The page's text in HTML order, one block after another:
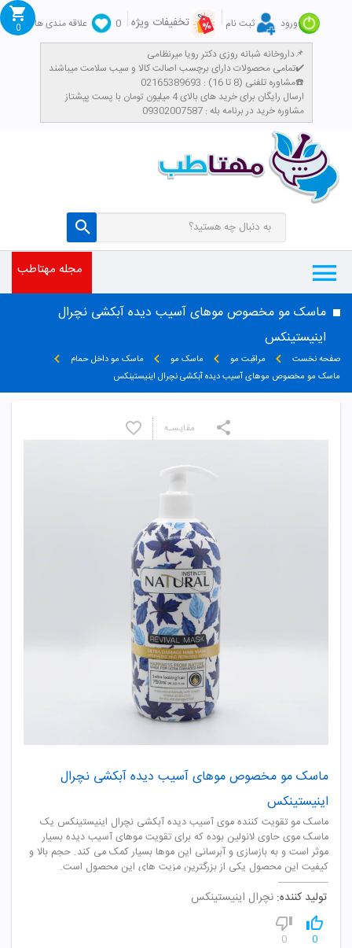
ورود ثبت نام تخفیفات ویژه 0
علاقه مندی ها
داروخانه شبانه روزی دکتر رویا میرنظامی📌
تمامی محصولات دارای برچسب اصالت کالا و سیب سلامت میباشند✔️
مشاوره تلفنی (8 تا 16) : 02165389693☎️
​ارسال رایگان برای خرید های بالای 4 میلیون تومان با پست پیشتاز
مشاوره خرید در برنامه بله : 09302007587
0
مجله مهتاطب
ماسک مو مخصوص موهای آسیب دیده آبکشی نچرال
اینیستینکس
صفحه نخست مراقبت مو ماسک مو
ماسک مو داخل حمام
ماسک مو مخصوص موهای آسیب دیده آبکشی نچرال اینیستینکس
ماسک مو مخصوص موهای آسیب دیده آبکشی نچرال
اینیستینکس
ماسک مو تقویت کننده موی آسیب دیده آبکشی نچرال اینیستینکس یک
ماسک موی حاوی لانولین بوده که برای تقویت موهای آسیب دیده بسیار
موثر است و به بازسازی و آبرسانی این موها بسیار کمک می کند. حجم بالا و
کیفیت این محصول یکی از بزرگترین مزیت های این محصول است.
تولید کننده: نچرال اینیستینکس
0
0
مقایسـه